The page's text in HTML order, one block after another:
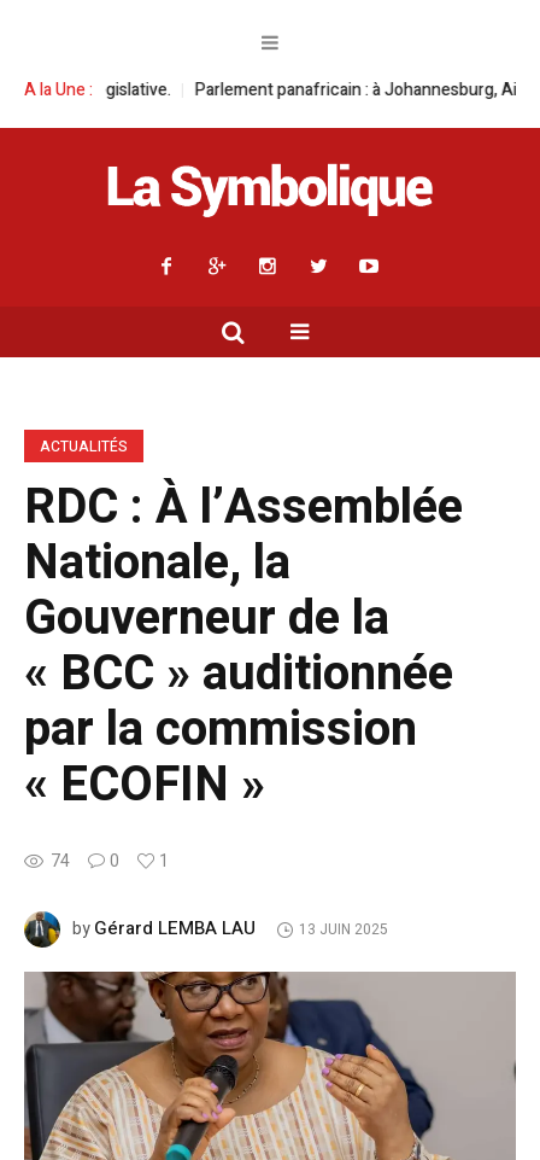
A la Une :panafricain : à Johannesburg, Aimé Boji Sangara multiplie les
ACTUALITÉS
RDC : À l’Assemblée
Nationale, la
Gouverneur de la
« BCC » auditionnée
par la commission
« ECOFIN »
74 0 1
byGérard LEMBA LAU 13 JUIN 2025